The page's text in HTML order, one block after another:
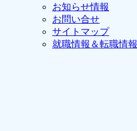
お知らせ情報
お問い合せ
サイトマップ
就職情報＆転職情報